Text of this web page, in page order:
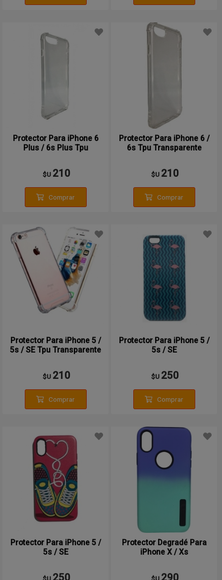
Protector Para iPhone 6
Plus / 6s Plus Tpu
$U 210
Comprar
Protector Para iPhone 6 /
6s Tpu Transparente
$U 210
Comprar
Protector Para iPhone 5 /
5s / SE Tpu Transparente
$U 210
Comprar
Protector Para iPhone 5 /
5s / SE
$U 250
Comprar
Protector Para iPhone 5 /
5s / SE
$U 250
Protector Degradé Para
iPhone X / Xs
$U 290